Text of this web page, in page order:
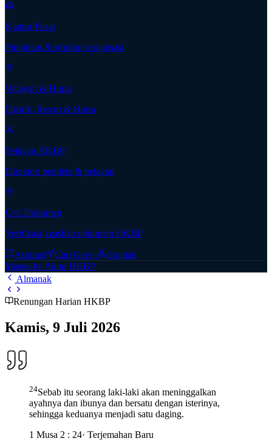
Kantor Pusat
Pimpinan & struktur organisasi
Wilayah & Huria
Distrik, Resort & Huria
Pelayan HKBP
Direktori pendeta & pelayan
Cek Dokumen
Verifikasi keaslian dokumen HKBP
Aspirasi Cari Gereja
Kontak
Masuk ke Akun HKBP
Almanak
Renungan Harian HKBP
Kamis, 9 Juli 2026
24Sebab itu seorang laki-laki akan meninggalkan
ayahnya dan ibunya dan bersatu dengan isterinya,
sehingga keduanya menjadi satu daging.
1 Musa 2 : 24· Terjemahan Baru